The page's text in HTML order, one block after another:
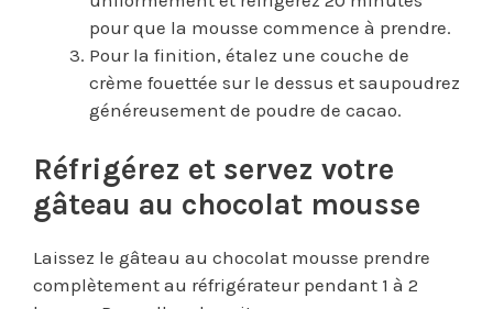
pour que la mousse commence à prendre.
Pour la finition, étalez une couche de
crème fouettée sur le dessus et saupoudrez
généreusement de poudre de cacao.
Réfrigérez et servez votre
gâteau au chocolat mousse
Laissez le gâteau au chocolat mousse prendre
complètement au réfrigérateur pendant 1 à 2